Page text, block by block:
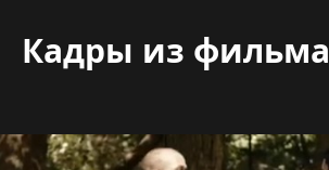
Кадры из фильма